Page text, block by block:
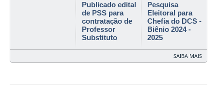
Publicado edital
de PSS para
contratação de
Professor
Substituto
Pesquisa
Eleitoral para
Chefia do DCS -
Biênio 2024 -
2025
SAIBA MAIS